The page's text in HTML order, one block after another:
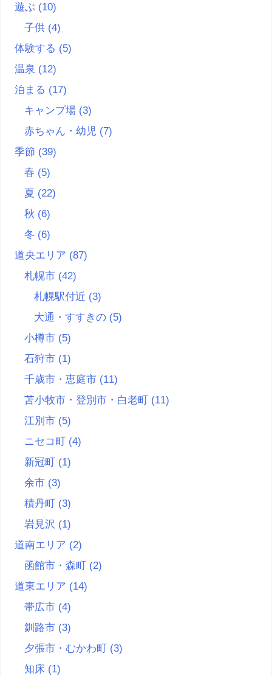
遊ぶ (10)
子供 (4)
体験する (5)
温泉 (12)
泊まる (17)
キャンプ場 (3)
赤ちゃん・幼児 (7)
季節 (39)
春 (5)
夏 (22)
秋 (6)
冬 (6)
道央エリア (87)
札幌市 (42)
札幌駅付近 (3)
大通・すすきの (5)
小樽市 (5)
石狩市 (1)
千歳市・恵庭市 (11)
苫小牧市・登別市・白老町 (11)
江別市 (5)
ニセコ町 (4)
新冠町 (1)
余市 (3)
積丹町 (3)
岩見沢 (1)
道南エリア (2)
函館市・森町 (2)
道東エリア (14)
帯広市 (4)
釧路市 (3)
夕張市・むかわ町 (3)
知床 (1)